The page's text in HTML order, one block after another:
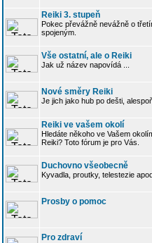
Reiki 3. stupeň
Pokec převážně nevážně o
spojeným.
Vše ostatní, ale o Reiki
Jak už název napovídá ...
Nové směry Reiki
Je jich jako hub po dešti,
Reiki ve vašem okolí
Hledáte někoho ve Vašem
Reiki? Toto fórum je pro Vás.
Duchovno všeobecně
Kyvadla, proutky, telestezie
Prosby o pomoc
Pro zdraví